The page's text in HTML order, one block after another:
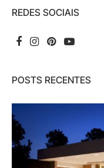
REDES SOCIAIS
POSTS RECENTES